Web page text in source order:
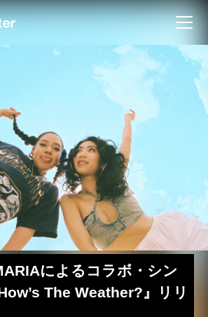
によるコラボ・シン
The Weather?』リリ